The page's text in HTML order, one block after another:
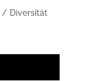
/ Diversität